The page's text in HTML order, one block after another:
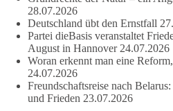
wenn er Sachsen-Anhalt nicht
💬 Was ist dir wichtiger: der
Ergebnis für Sachsen-Anhalt?
#dieBasis #sachsenanhalt
👉 Folgen:
28.07.2026
Deutschland übt den Ernstfall
Partei dieBasis veranstaltet
August in Hannover 24.07.2026
Woran erkennt man eine
24.07.2026
Freundschaftsreise nach
und Frieden 23.07.2026